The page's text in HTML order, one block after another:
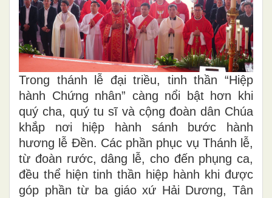
Trong thánh lễ đại triều, tinh thần “Hiệp
hành Chứng nhân” càng nổi bật hơn khi
quý cha, quý tu sĩ và cộng đoàn dân Chúa
khắp nơi hiệp hành sánh bước hành
hương lễ Đền. Các phần phục vụ Thánh lễ,
từ đoàn rước, dâng lễ, cho đến phụng ca,
đều thể hiện tinh thần hiệp hành khi được
góp phần từ ba giáo xứ Hải Dương, Tân